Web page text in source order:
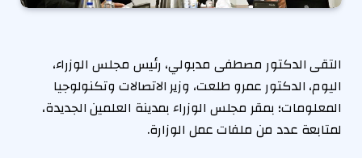
التقى الدكتور مصطفى مدبولي، رئيس مجلس الوزراء،
اليوم، الدكتور عمرو طلعت، وزير الاتصالات وتكنولوجيا
المعلومات؛ بمقر مجلس الوزراء بمدينة العلمين الجديدة،
لمتابعة عدد من ملفات عمل الوزارة.